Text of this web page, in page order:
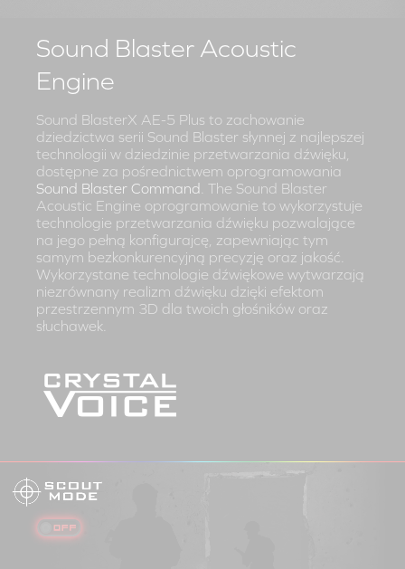
Sound Blaster Acoustic
Engine
Sound BlasterX AE-5 Plus to zachowanie
dziedzictwa serii Sound Blaster słynnej z najlepszej
technologii w dziedzinie przetwarzania dźwięku,
dostępne za pośrednictwem oprogramowania
Sound Blaster Command . The Sound Blaster
Acoustic Engine oprogramowanie to wykorzystuje
technologie przetwarzania dźwięku pozwalające
na jego pełną konfigurajcę, zapewniając tym
samym bezkonkurencyjną precyzję oraz jakość.
Wykorzystane technologie dźwiękowe wytwarzają
niezrównany realizm dźwięku dzięki efektom
przestrzennym 3D dla twoich głośników oraz
słuchawek.